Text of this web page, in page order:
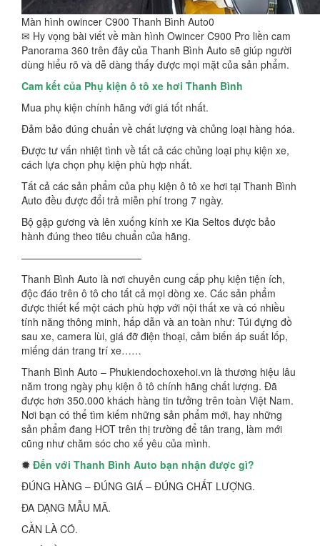
Màn hình owincer C900 Thanh Bình Auto0
✉ Hy vọng bài viết về màn hình Owincer C900 Pro liền cam
Panorama 360 trên đây của Thanh Bình Auto sẽ giúp người
dùng hiểu rõ và dễ dàng thấy được mọi mặt của sản phẩm.
Cam kết của Phụ kiện ô tô xe hơi Thanh Bình
Mua phụ kiện chính hãng với giá tốt nhất.
Đảm bảo đúng chuẩn về chất lượng và chủng loại hàng hóa.
Được tư vấn nhiệt tình về tất cả các chủng loại phụ kiện xe,
cách lựa chọn phụ kiện phù hợp nhất.
Tất cả các sản phẩm của phụ kiện ô tô xe hơi tại Thanh Bình
Auto đều được đổi trả miễn phí trong 7 ngày.
Bộ gập gương và lên xuống kính xe Kia Seltos được bảo
hành đúng theo tiêu chuẩn của hãng.
————————————
Thanh Bình Auto là nơi chuyên cung cấp phụ kiện tiện ích,
độc đáo trên ô tô cho tất cả mọi dòng xe. Các sản phẩm
được thiết kế một cách phù hợp với nội thất xe và có nhiều
tính năng thông minh, hấp dẫn và an toàn như: Túi đựng đồ
sau xe, camera lùi, giá đỡ điện thoại, cảm biến áp suất lốp,
miếng dán trang trí xe……
Thanh Bình Auto – Phukiendochoxehoi.vn là thương hiệu lâu
năm trong ngày phụ kiện ô tô chính hãng chất lượng. Đã
được hơn 350.000 khách hàng tin tưởng trên toàn Việt Nam.
Nơi bạn có thể tìm kiếm những sản phẩm mới, hay những
sản phẩm đang HOT trên thị trường để tân trang, làm mới
cũng như chăm sóc cho xế yêu của mình.
✹ Đến với Thanh Bình Auto bạn nhận được gì?
ĐÚNG HÀNG – ĐÚNG GIÁ – ĐÚNG CHẤT LƯỢNG.
ĐA DẠNG MẪU MÃ.
CẦN LÀ CÓ.